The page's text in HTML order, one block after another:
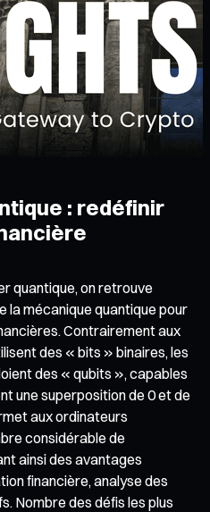
: redéfinir
quantique, on retrouve
la mécanique quantique pour
Contrairement aux
des « bits » binaires, les
des « qubits », capables
une superposition de 0 et de
aux ordinateurs
considérable de
ainsi des avantages
financière, analyse des
Nombre des défis les plus